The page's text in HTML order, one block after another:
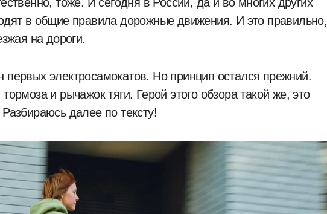
в общие правила дорожные движения. И это правильно,
на дороги.
электросамокатов. Но принцип остался прежний.
и рычажок тяги. Герой этого обзора такой же, это
далее по тексту!